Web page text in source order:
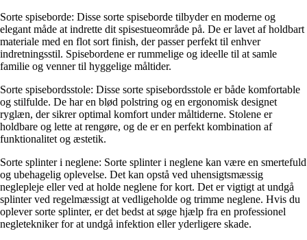
Sorte spiseborde: Disse sorte spiseborde tilbyder en moderne og
elegant måde at indrette dit spisestueområde på. De er lavet af holdbart
materiale med en flot sort finish, der passer perfekt til enhver
indretningsstil. Spisebordene er rummelige og ideelle til at samle
familie og venner til hyggelige måltider.
Sorte spisebordsstole: Disse sorte spisebordsstole er både komfortable
og stilfulde. De har en blød polstring og en ergonomisk designet
ryglæn, der sikrer optimal komfort under måltiderne. Stolene er
holdbare og lette at rengøre, og de er en perfekt kombination af
funktionalitet og æstetik.
Sorte splinter i neglene: Sorte splinter i neglene kan være en smertefuld
og ubehagelig oplevelse. Det kan opstå ved uhensigtsmæssig
neglepleje eller ved at holde neglene for kort. Det er vigtigt at undgå
splinter ved regelmæssigt at vedligeholde og trimme neglene. Hvis du
oplever sorte splinter, er det bedst at søge hjælp fra en professionel
negletekniker for at undgå infektion eller yderligere skade.